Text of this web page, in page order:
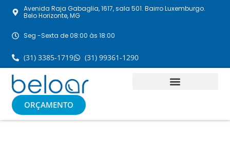
Avenida Raja Gabaglia, 1617, sala 501. Bairro Luxemburgo.
Belo Horizonte, MG
Seg -Sexta de 08:00 às 18:00
(31) 3385-1719 (31) 99361-1290
ORÇAMENTO